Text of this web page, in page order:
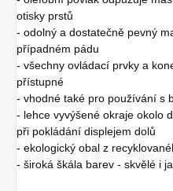
otisky prstů
- odolný a dostatečně pevný
případném pádu
- všechny ovládací prvky a
přístupné
- vhodné také pro používání s
- lehce vyvýšené okraje okolo
při pokládání displejem dolů
- ekologický obal z
- široká škála barev - skvělé i